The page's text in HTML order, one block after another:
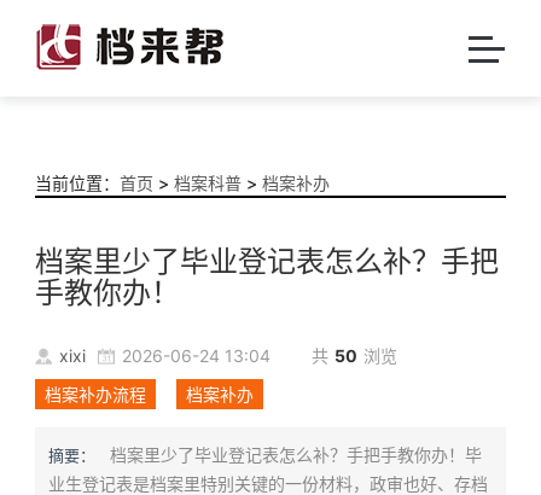
当前位置： 首页 > 档案科普> 档案补办
档案里少了毕业登记表怎么补？手把
手教你办！
xixi 2026-06-24 13:04 共 50 浏览
档案补办流程
档案补办
摘要：
档案里少了毕业登记表怎么补？手把手教你办！毕
业生登记表是档案里特别关键的一份材料，政审也好、存档